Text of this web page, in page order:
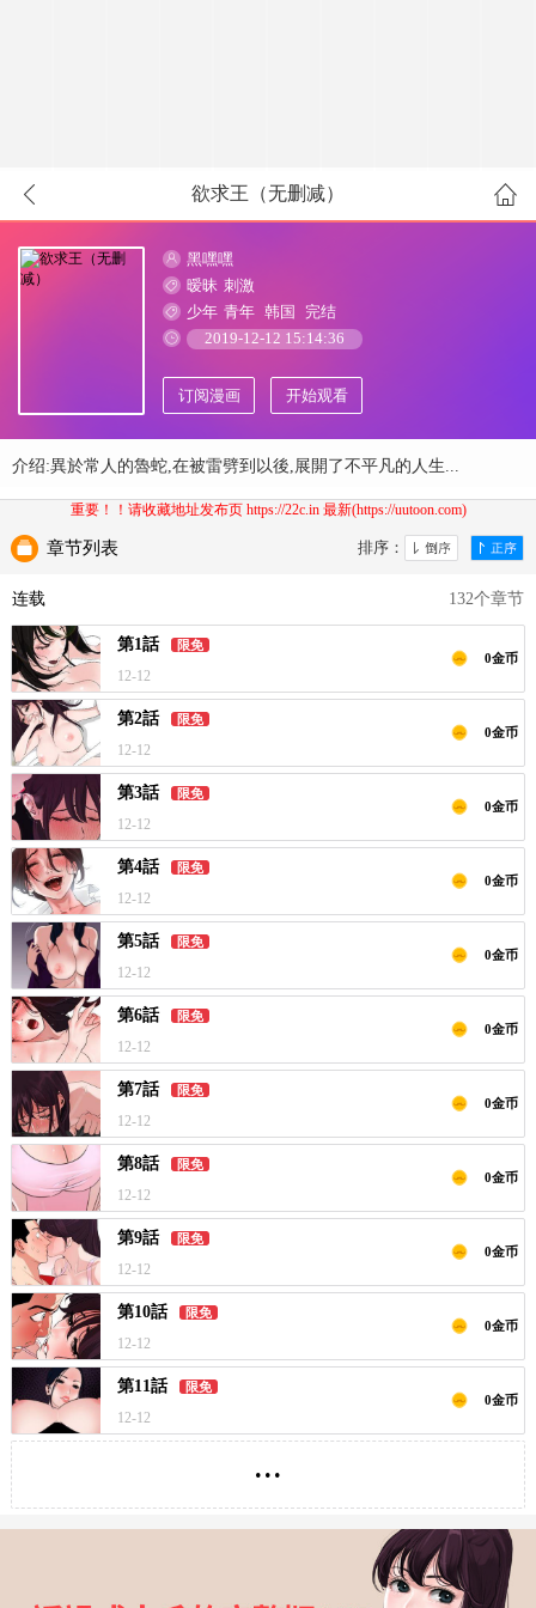
欲求王（无删减）
黑嘿嘿
暧昧 刺激
少年 青年 韩国
完结
2019-12-12 15:14:36
订阅漫画 开始观看
介绍:異於常人的魯蛇,在被雷劈到以後,展開了不平凡的人生...
重要！！请收藏地址发布页 https://22c.in 最新(https://uutoon.com)
排序：
章节列表
连载 132个章节
第1話 限免
12-12
0金币
第2話 限免
12-12
0金币
第3話 限免
12-12
0金币
第4話 限免
12-12
0金币
第5話 限免
12-12
0金币
第6話 限免
12-12
0金币
第7話 限免
12-12
0金币
第8話 限免
12-12
0金币
第9話 限免
12-12
0金币
第10話 限免
12-12
0金币
第11話 限免
12-12
0金币
...